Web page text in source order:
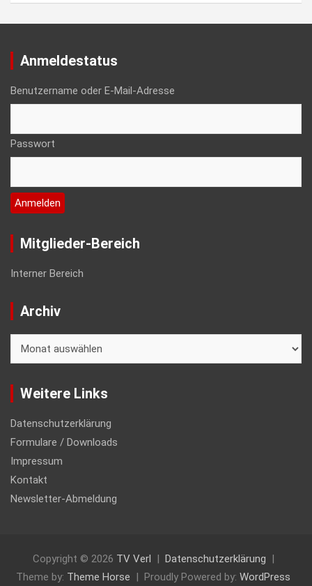
Anmeldestatus
Benutzername oder E-Mail-Adresse
Passwort
Mitglieder-Bereich
Interner Bereich
Archiv
Weitere Links
Datenschutzerklärung
Formulare / Downloads
Impressum
Kontakt
Newsletter-Abmeldung
Copyright © 2026 TV Verl
Datenschutzerklärung
Theme by: Theme Horse Proudly Powered by: WordPress